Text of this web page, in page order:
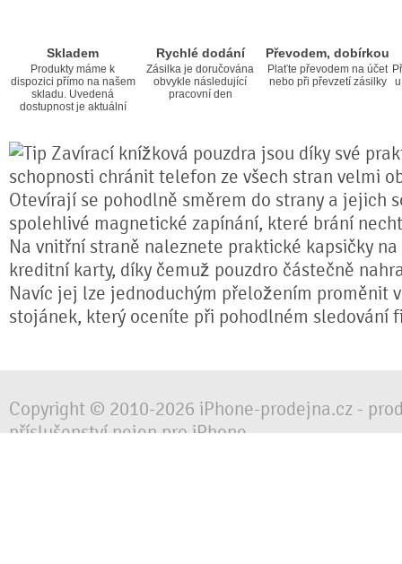
Skladem
Produkty máme k
dispozici přímo na našem
skladu. Uvedená
dostupnost je aktuální
Rychlé dodání
Zásilka je doručována
obvykle následující
pracovní den
Převodem, dobírkou
Plaťte převodem na účet
nebo při převzetí zásilky
Zavírací knížková pouzdra jsou díky své
schopnosti chránit telefon ze všech stran velmi
Otevírají se pohodlně směrem do strany a jejich
spolehlivé magnetické zapínání, které brání
Na vnitřní straně naleznete praktické kapsičky na
kreditní karty, díky čemuž pouzdro částečně
Navíc jej lze jednoduchým přeložením proměnit
stojánek, který oceníte při pohodlném sledování
Copyright © 2010-2026 iPhone-prodejna.cz -
příslušenství nejen pro iPhone